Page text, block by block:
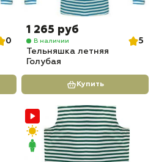
0
1 265 руб
В наличии
5
Тельняшка летняя
Голубая
Купить